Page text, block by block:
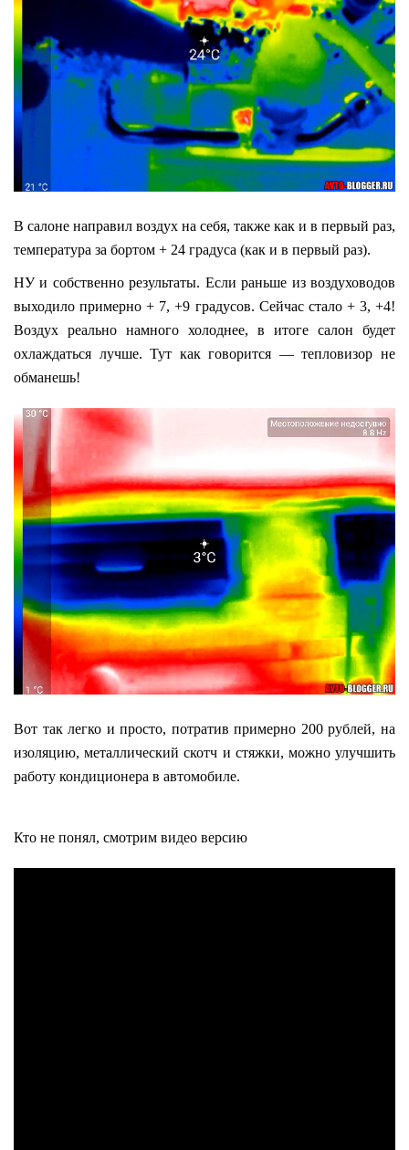
В салоне направил воздух на себя, также как и в первый раз,
температура за бортом + 24 градуса (как и в первый раз).
НУ и собственно результаты. Если раньше из воздуховодов
выходило примерно + 7, +9 градусов. Сейчас стало + 3, +4!
Воздух реально намного холоднее, в итоге салон будет
охлаждаться лучше. Тут как говорится — тепловизор не
обманешь!
Вот так легко и просто, потратив примерно 200 рублей, на
изоляцию, металлический скотч и стяжки, можно улучшить
работу кондиционера в автомобиле.
Кто не понял, смотрим видео версию